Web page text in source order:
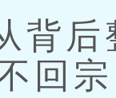
后
回